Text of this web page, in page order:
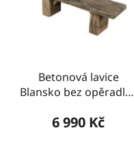
Betonová lavice
Blansko bez opěradla -
6 990 Kč